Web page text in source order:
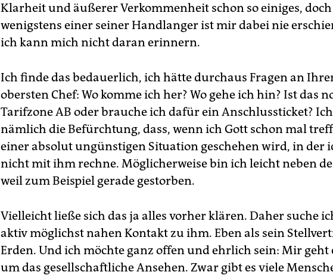
Klarheit und äußerer Verkommenheit schon so einiges,
wenigstens einer seiner Handlanger ist mir dabei nie
ich kann mich nicht daran erinnern.
Ich finde das bedauerlich, ich hätte durchaus Fragen an
obersten Chef: Wo komme ich her? Wo gehe ich hin? Ist das
Tarifzone AB oder brauche ich dafür ein Anschlussticket?
nämlich die Befürchtung, dass, wenn ich Gott schon mal
einer absolut ungünstigen Situation geschehen wird, in der
nicht mit ihm rechne. Möglicherweise bin ich leicht neben
weil zum Beispiel ge­rade gestorben.
Vielleicht ließe sich das ja alles vorher klären. Daher suche
aktiv möglichst nahen Kontakt zu ihm. Eben als sein
Erden. Und ich möchte ganz offen und ehrlich sein: Mir geht
um das gesell­schaftliche Ansehen. Zwar gibt es viele